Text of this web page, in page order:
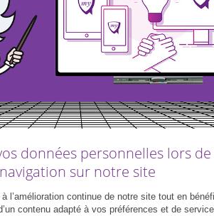
baissée sur le premier
avec l’ensemble des
blocs trop importants avec
dégouté. Votre planning
des moments
l’air, sortir ou
révisions. Ce lieu doit
possible. Si vous déprimez
données personnelles lors
navigation sur notre site
l’amélioration continue de notre site tout en
contenu adapté à vos préférences et de